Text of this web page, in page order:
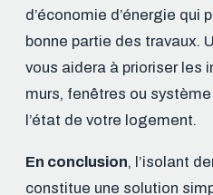
d’économie d’énergie qui
bonne partie des travaux.
vous aidera à prioriser les
murs, fenêtres ou
l’état de votre logement.
En conclusion, l’isolant
constitue une solution